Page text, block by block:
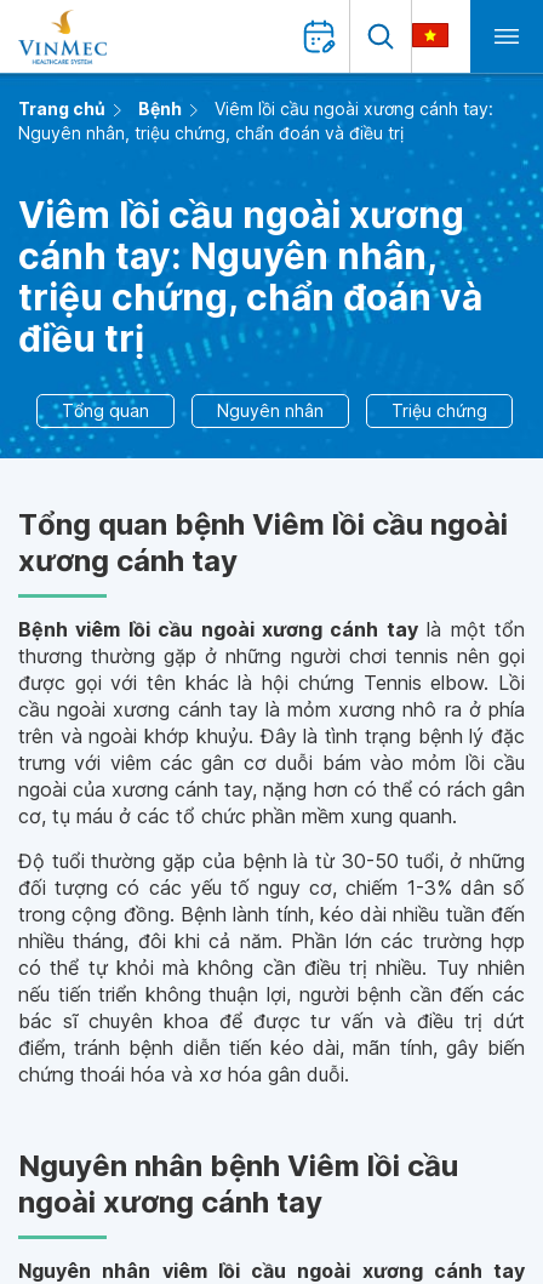
Trang chủ Bệnh
Viêm lồi cầu ngoài xương cánh tay:
Nguyên nhân, triệu chứng, chẩn đoán và điều trị
Viêm lồi cầu ngoài xương
cánh tay: Nguyên nhân,
triệu chứng, chẩn đoán và
điều trị
Tổng quan Nguyên nhân Triệu chứng
Tổng quan bệnh Viêm lồi cầu ngoài
xương cánh tay
Bệnh viêm lồi cầu ngoài xương cánh taylà một tổn
thương thường gặp ở những người chơi tennis nên gọi
được gọi với tên khác là hội chứng Tennis elbow. Lồi
cầu ngoài xương cánh tay là mỏm xương nhô ra ở phía
trên và ngoài khớp khuỷu. Đây là tình trạng bệnh lý đặc
trưng với viêm các gân cơ duỗi bám vào mỏm lồi cầu
ngoài của xương cánh tay, nặng hơn có thể có rách gân
cơ, tụ máu ở các tổ chức phần mềm xung quanh.
Độ tuổi thường gặp của bệnh là từ 30-50 tuổi, ở những
đối tượng có các yếu tố nguy cơ, chiếm 1-3% dân số
trong cộng đồng. Bệnh lành tính, kéo dài nhiều tuần đến
nhiều tháng, đôi khi cả năm. Phần lớn các trường hợp
có thể tự khỏi mà không cần điều trị nhiều. Tuy nhiên
nếu tiến triển không thuận lợi, người bệnh cần đến các
bác sĩ chuyên khoa để được tư vấn và điều trị dứt
điểm, tránh bệnh diễn tiến kéo dài, mãn tính, gây biến
chứng thoái hóa và xơ hóa gân duỗi.
Nguyên nhân bệnh Viêm lồi cầu
ngoài xương cánh tay
Nguyên nhân viêm lồi cầu ngoài xương cánh tay